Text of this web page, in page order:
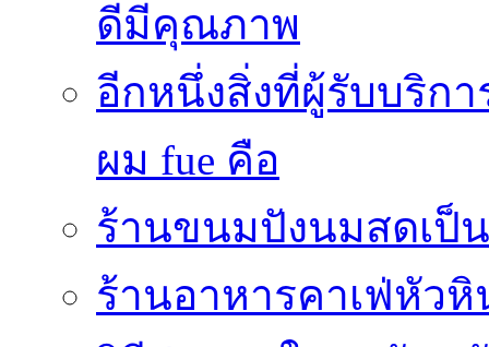
ดีมีคุณภาพ
อีกหนึ่งสิ่งที่ผู้รับบริก
ผม fue คือ
ร้านขนมปังนมสดเป็
ร้านอาหารคาเฟ่หัว